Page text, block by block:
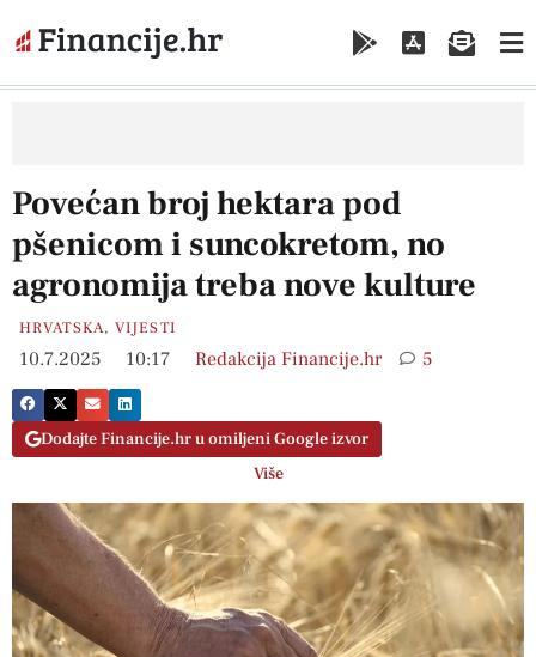
Povećan broj hektara pod
pšenicom i suncokretom, no
agronomija treba nove kulture
HRVATSKA,VIJESTI
10.7.2025 10:17 Redakcija Financije.hr 5
Dodajte Financije.hr u omiljeni Google izvor
Više